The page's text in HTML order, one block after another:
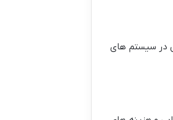
در سیستم های